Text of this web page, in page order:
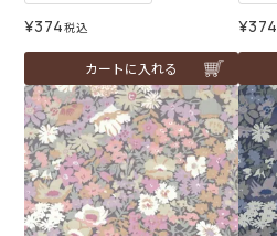
¥374税込
カートに入れる
¥374